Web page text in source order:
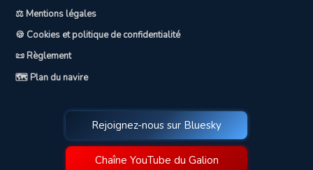
⚖️ Mentions légales
🍪 Cookies et politique de confidentialité
📜 Règlement
🗺️ Plan du navire
Rejoignez-nous sur Bluesky
Chaîne YouTube du Galion